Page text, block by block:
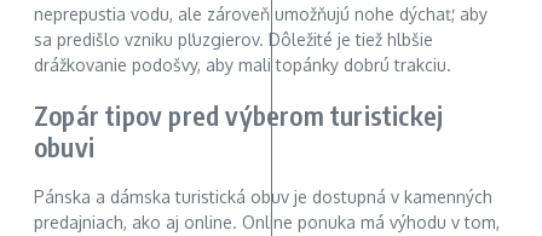
neprepustia vodu, ale zároveň umožňujú nohe dýchať, aby
sa predišlo vzniku pľuzgierov. Dôležité je tiež hlbšie
drážkovanie podošvy, aby mali topánky dobrú trakciu.
Zopár tipov pred výberom turistickej
obuvi
Pánska a dámska turistická obuv je dostupná v kamenných
predajniach, ako aj online. Online ponuka má výhodu v tom,